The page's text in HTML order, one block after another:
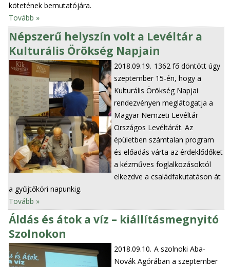
kötetének bemutatójára.
Tovább »
Népszerű helyszín volt a Levéltár a
Kulturális Örökség Napjain
2018.09.19. 1362 fő döntött úgy
szeptember 15-én, hogy a
Kulturális Örökség Napjai
rendezvényen meglátogatja a
Magyar Nemzeti Levéltár
Országos Levéltárát. Az
épületben számtalan program
és előadás várta az érdeklődőket
a kézműves foglalkozásoktól
elkezdve a családfakutatáson át
a gyűjtőköri napunkig.
Tovább »
Áldás és átok a víz – kiállításmegnyitó
Szolnokon
2018.09.10. A szolnoki Aba-
Novák Agórában a szeptember